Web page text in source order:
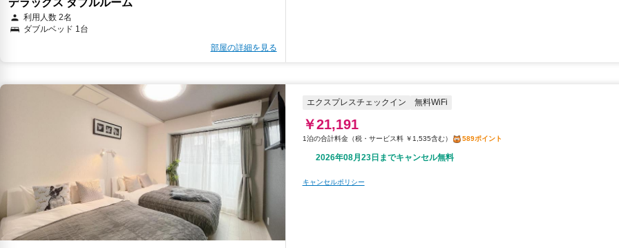
利用人数 2名
ダブルベッド 1台
部屋の詳細を見る
エクスプレスチェックイン 無料WiFi
￥21,191
税・サービス料 ￥1,535含む 589ポイント
2026年08月23日までキャンセル無料
キャンセルポリシー